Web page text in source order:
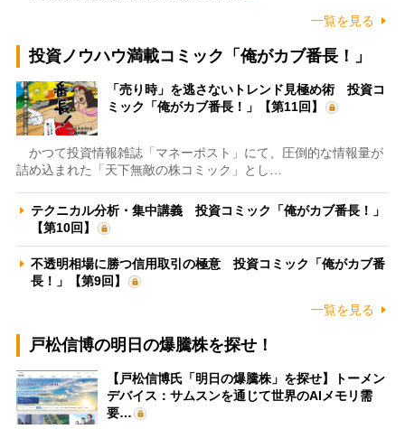
一覧を見る
投資ノウハウ満載コミック「俺がカブ番長！」
「売り時」を逃さないトレンド見極め術 投資コ
ミック「俺がカブ番長！」【第11回】
かつて投資情報雑誌「マネーポスト」にて、圧倒的な情報量が
詰め込まれた「天下無敵の株コミック」とし…
テクニカル分析・集中講義 投資コミック「俺がカブ番長！」
【第10回】
不透明相場に勝つ信用取引の極意 投資コミック「俺がカブ番
長！」【第9回】
一覧を見る
戸松信博の明日の爆騰株を探せ！
【戸松信博氏「明日の爆騰株」を探せ】トーメン
デバイス：サムスンを通じて世界のAIメモリ需
要…